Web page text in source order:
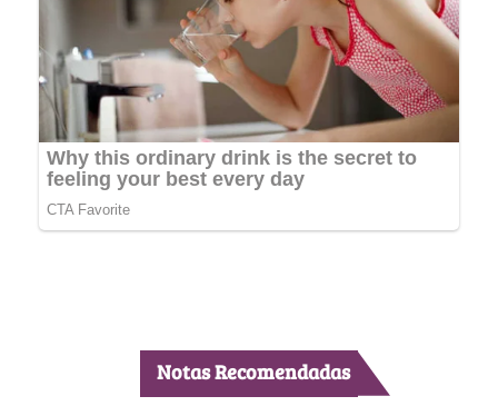
Notas Recomendadas